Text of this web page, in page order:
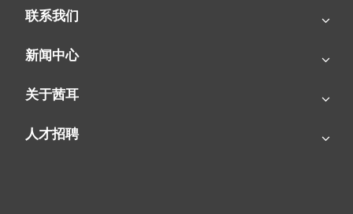
联系我们
新闻中心
关于茜耳
人才招聘